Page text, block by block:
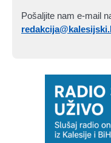
Pošaljite nam e-mail